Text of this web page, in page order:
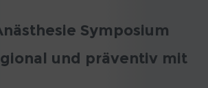
Symposium
und präventiv mit